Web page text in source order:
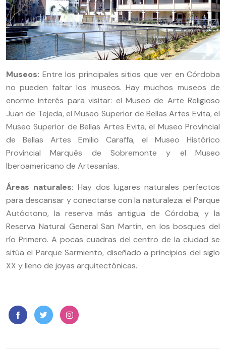
Museos: Entre los principales sitios que ver en Córdoba
no pueden faltar los museos. Hay muchos museos de
enorme interés para visitar: el Museo de Arte Religioso
Juan de Tejeda, el Museo Superior de Bellas Artes Evita, el
Museo Superior de Bellas Artes Evita, el Museo Provincial
de Bellas Artes Emilio Caraffa, el Museo Histórico
Provincial Marqués de Sobremonte y el Museo
Iberoamericano de Artesanías.
Áreas naturales: Hay dos lugares naturales perfectos
para descansar y conectarse con la naturaleza: el Parque
Autóctono, la reserva más antigua de Córdoba; y la
Reserva Natural General San Martín, en los bosques del
río Primero. A pocas cuadras del centro de la ciudad se
sitúa el Parque Sarmiento, diseñado a principios del siglo
XX y lleno de joyas arquitectónicas.